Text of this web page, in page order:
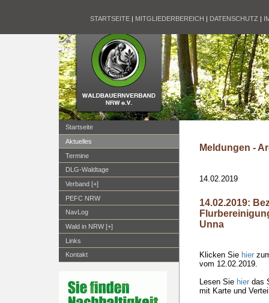
STARTSEITE | MITGLIEDERBEREICH | DATENSCHUTZ |
Startseite
Aktuelles
Termine
DLG-Waldtage
Verband [+]
PEFC NRW
NavLog
Wald in NRW [+]
Links
Kontakt
Meldungen -
14.02.2019
14.02.2019:
Unna
Klicken Sie hier
vom 12.02.2019.
Lesen Sie hier das
mit Karte und